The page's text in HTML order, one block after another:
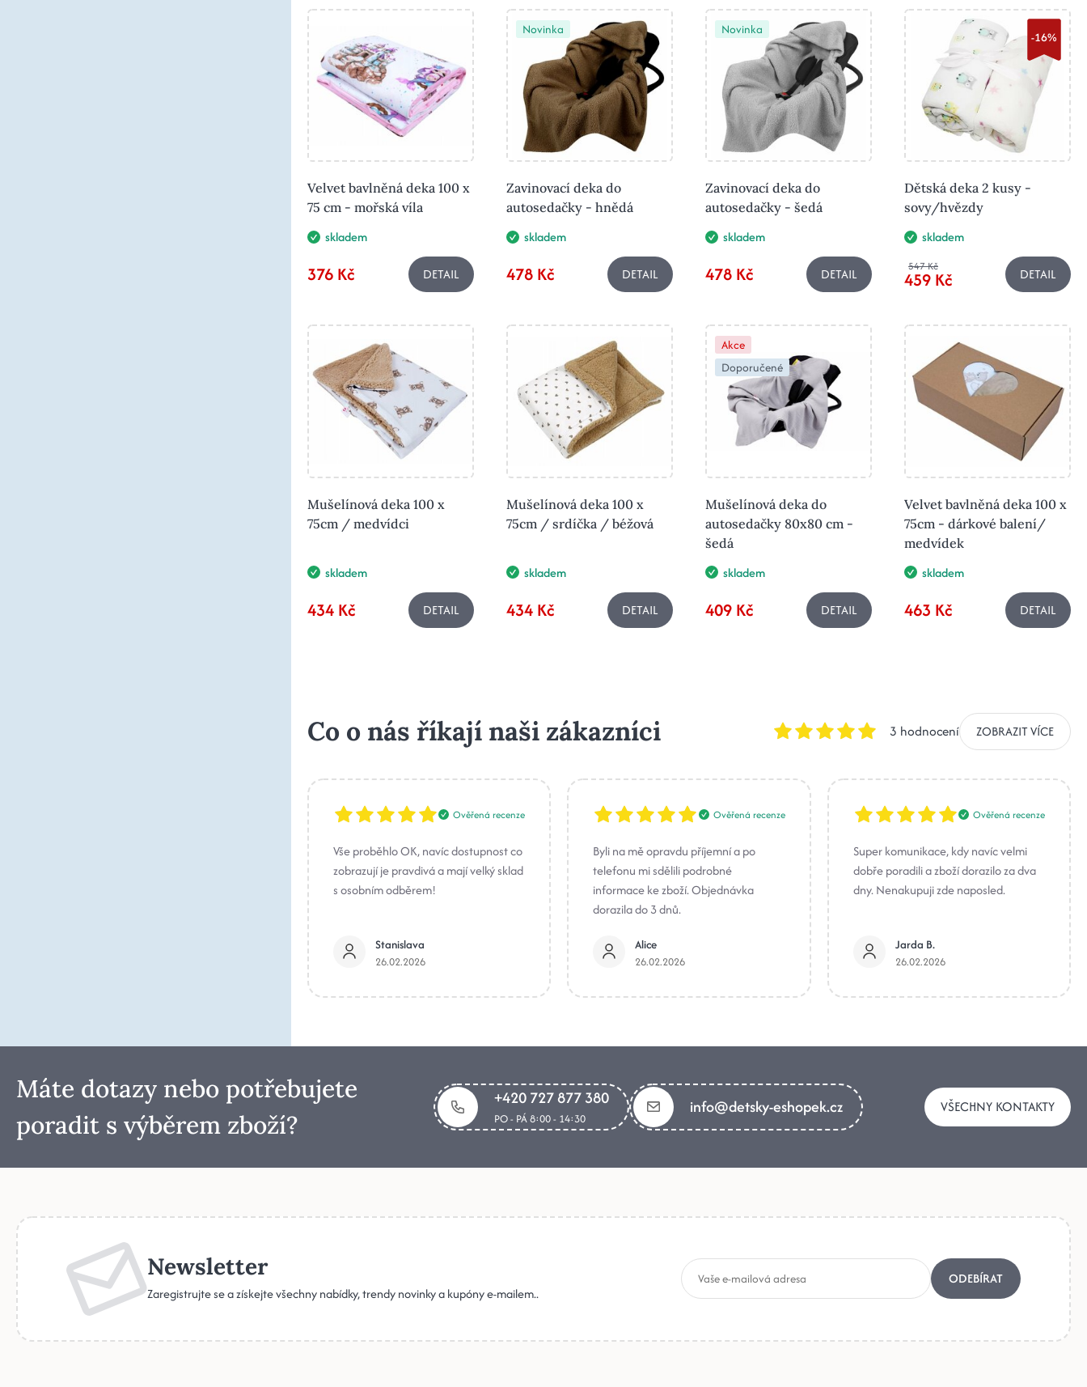
Velvet bavlněná deka 100 x
75 cm - mořská víla
skladem
376 Kč DETAIL
Novinka
Zavinovací deka do
autosedačky - hnědá
skladem
478 Kč DETAIL
Novinka
Zavinovací deka do
autosedačky - šedá
skladem
478 Kč DETAIL
-16%
Dětská deka 2 kusy -
sovy/hvězdy
skladem
547 Kč
459 Kč DETAIL
Mušelínová deka 100 x
75cm / medvídci
skladem
434 Kč DETAIL
Mušelínová deka 100 x
75cm / srdíčka / béžová
skladem
434 Kč DETAIL
Akce
Doporučené
Mušelínová deka do
autosedačky 80x80 cm -
šedá
skladem
409 Kč DETAIL
Velvet bavlněná deka 100 x
75cm - dárkové balení/
medvídek
skladem
463 Kč DETAIL
Co o nás říkají naši zákazníci 3 hodnocení ZOBRAZIT VÍCE
Ověřená recenze
Vše proběhlo OK, navíc dostupnost co
zobrazují je pravdivá a mají velký sklad
s osobním odběrem!
Stanislava
26.02.2026
Ověřená recenze
Byli na mě opravdu příjemní a po
telefonu mi sdělili podrobné
informace ke zboží. Objednávka
dorazila do 3 dnů.
Alice
26.02.2026
Ověřená recenze
Super komunikace, kdy navíc velmi
dobře poradili a zboží dorazilo za dva
dny. Nenakupuji zde naposled.
Jarda B.
26.02.2026
Máte dotazy nebo potřebujete
poradit s výběrem zboží?
+420 727 877 380
PO - PÁ 8:00 - 14:30
info@detsky-eshopek.cz VŠECHNY KONTAKTY
Newsletter
Zaregistrujte se a získejte všechny nabídky, trendy novinky a kupóny e-mailem..
ODEBÍRAT